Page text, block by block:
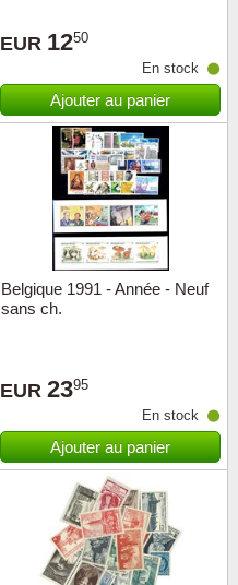
EUR 1250
En stock
Ajouter au panier
Belgique 1991 - Année - Neuf
sans ch.
EUR 2395
En stock
Ajouter au panier